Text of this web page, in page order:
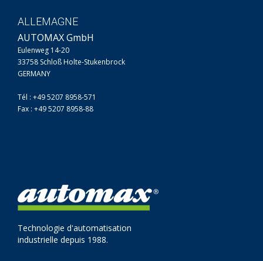
ALLEMAGNE
AUTOMAX GmbH
Eulenweg 14-20
33758 Schloß Holte-Stukenbrock
GERMANY
Tél : +49 5207 8958-571
Fax : +49 5207 8958-88
Technologie d'automatisation
industrielle depuis 1988.